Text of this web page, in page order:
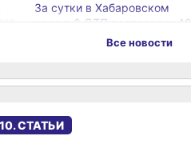
За сутки в Хабаровском
крае в 6 ДТП пострадали 10
из горящей квартиры
Все новости
СТАТЬИ